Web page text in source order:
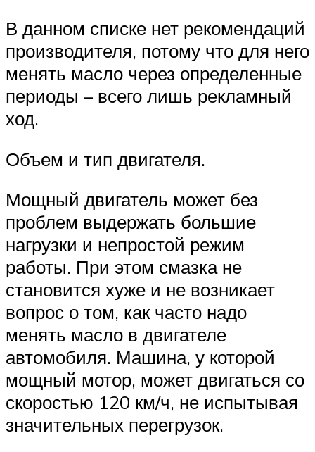
В данном списке нет рекомендаций
производителя, потому что для него
менять масло через определенные
периоды – всего лишь рекламный
ход.
Объем и тип двигателя.
Мощный двигатель может без
проблем выдержать большие
нагрузки и непростой режим
работы. При этом смазка не
становится хуже и не возникает
вопрос о том, как часто надо
менять масло в двигателе
автомобиля. Машина, у которой
мощный мотор, может двигаться со
скоростью 120 км/ч, не испытывая
значительных перегрузок.